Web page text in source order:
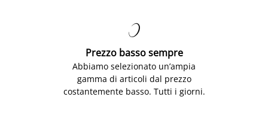

Prezzo basso sempre
Abbiamo selezionato un’ampia
gamma di articoli dal prezzo
costantemente basso. Tutti i giorni.